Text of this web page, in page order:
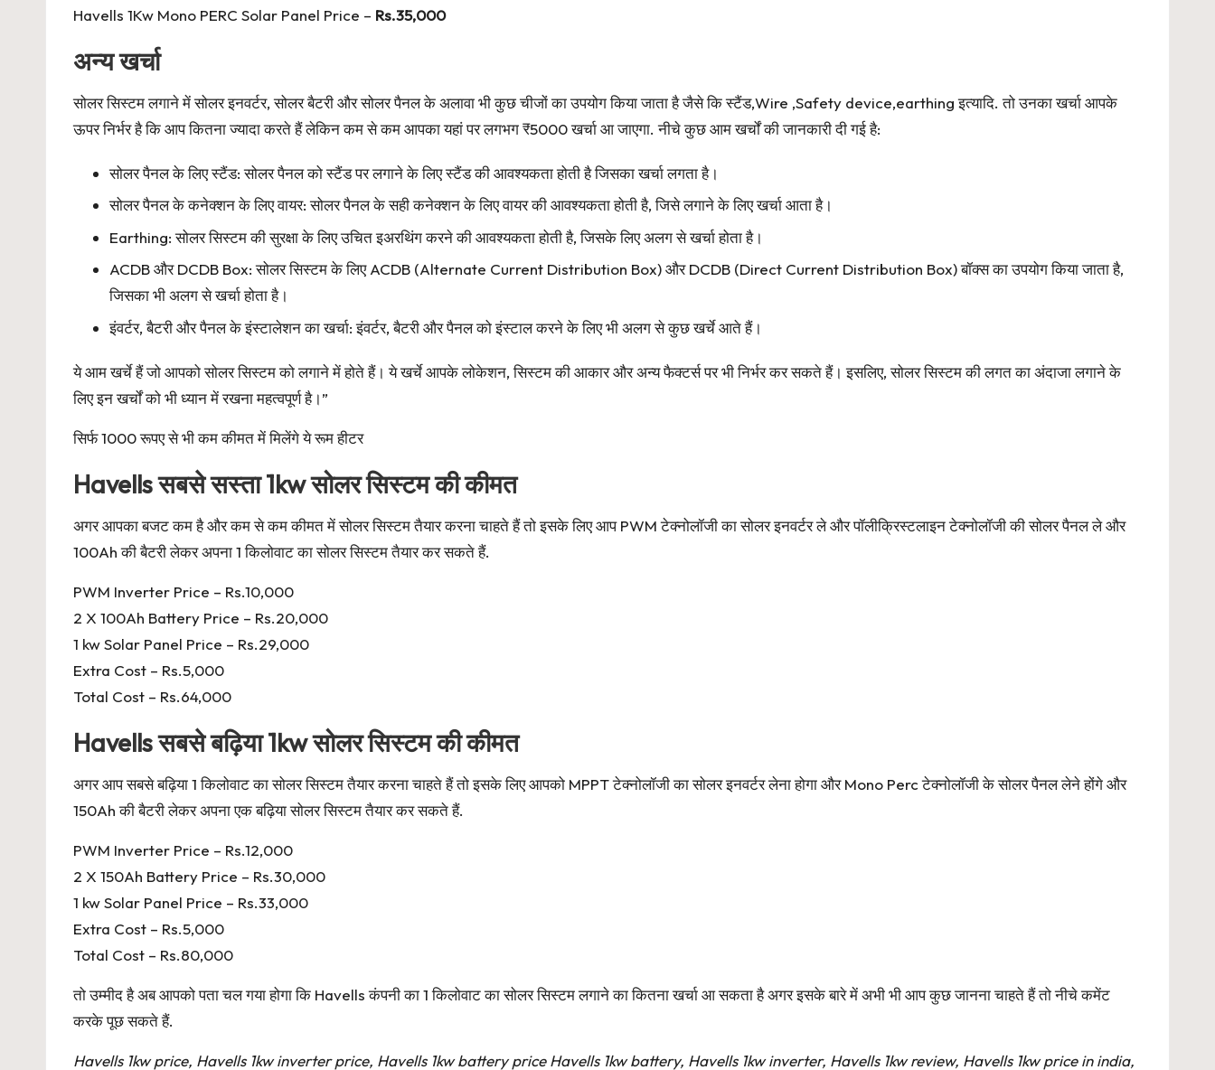
Havells 1Kw Mono PERC Solar Panel Price – Rs.35,000
अन्य खर्चा
सोलर सिस्टम लगाने में सोलर इनवर्टर, सोलर बैटरी और सोलर पैनल के अलावा भी कुछ चीजों का उपयोग किया जाता है जैसे कि स्टैंड,Wire ,Safety device,earthing इत्यादि. तो उनका खर्चा आपके
ऊपर निर्भर है कि आप कितना ज्यादा करते हैं लेकिन कम से कम आपका यहां पर लगभग ₹5000 खर्चा आ जाएगा. नीचे कुछ आम खर्चों की जानकारी दी गई है:
सोलर पैनल के लिए स्टैंड: सोलर पैनल को स्टैंड पर लगाने के लिए स्टैंड की आवश्यकता होती है जिसका खर्चा लगता है।
सोलर पैनल के कनेक्शन के लिए वायर: सोलर पैनल के सही कनेक्शन के लिए वायर की आवश्यकता होती है, जिसे लगाने के लिए खर्चा आता है।
Earthing: सोलर सिस्टम की सुरक्षा के लिए उचित इअरथिंग करने की आवश्यकता होती है, जिसके लिए अलग से खर्चा होता है।
ACDB और DCDB Box: सोलर सिस्टम के लिए ACDB (Alternate Current Distribution Box) और DCDB (Direct Current Distribution Box) बॉक्स का उपयोग किया जाता है,
जिसका भी अलग से खर्चा होता है।
इंवर्टर, बैटरी और पैनल के इंस्टालेशन का खर्चा: इंवर्टर, बैटरी और पैनल को इंस्टाल करने के लिए भी अलग से कुछ खर्चे आते हैं।
ये आम खर्चे हैं जो आपको सोलर सिस्टम को लगाने में होते हैं। ये खर्चे आपके लोकेशन, सिस्टम की आकार और अन्य फैक्टर्स पर भी निर्भर कर सकते हैं। इसलिए, सोलर सिस्टम की लगत का अंदाजा लगाने के
लिए इन खर्चों को भी ध्यान में रखना महत्वपूर्ण है।”
सिर्फ 1000 रूपए से भी कम कीमत में मिलेंगे ये रूम हीटर
Havells सबसे सस्ता 1kw सोलर सिस्टम की कीमत
अगर आपका बजट कम है और कम से कम कीमत में सोलर सिस्टम तैयार करना चाहते हैं तो इसके लिए आप PWM टेक्नोलॉजी का सोलर इनवर्टर ले और पॉलीक्रिस्टलाइन टेक्नोलॉजी की सोलर पैनल ले और
100Ah की बैटरी लेकर अपना 1 किलोवाट का सोलर सिस्टम तैयार कर सकते हैं.
PWM Inverter Price – Rs.10,000
2 X 100Ah Battery Price – Rs.20,000
1 kw Solar Panel Price – Rs.29,000
Extra Cost – Rs.5,000
Total Cost – Rs.64,000
Havells सबसे बढ़िया 1kw सोलर सिस्टम की कीमत
अगर आप सबसे बढ़िया 1 किलोवाट का सोलर सिस्टम तैयार करना चाहते हैं तो इसके लिए आपको MPPT टेक्नोलॉजी का सोलर इनवर्टर लेना होगा और Mono Perc टेक्नोलॉजी के सोलर पैनल लेने होंगे और
150Ah की बैटरी लेकर अपना एक बढ़िया सोलर सिस्टम तैयार कर सकते हैं.
PWM Inverter Price – Rs.12,000
2 X 150Ah Battery Price – Rs.30,000
1 kw Solar Panel Price – Rs.33,000
Extra Cost – Rs.5,000
Total Cost – Rs.80,000
तो उम्मीद है अब आपको पता चल गया होगा कि Havells कंपनी का 1 किलोवाट का सोलर सिस्टम लगाने का कितना खर्चा आ सकता है अगर इसके बारे में अभी भी आप कुछ जानना चाहते हैं तो नीचे कमेंट
करके पूछ सकते हैं.
Havells 1kw price, Havells 1kw inverter price, Havells 1kw battery price Havells 1kw battery, Havells 1kw inverter, Havells 1kw review, Havells 1kw price in india,